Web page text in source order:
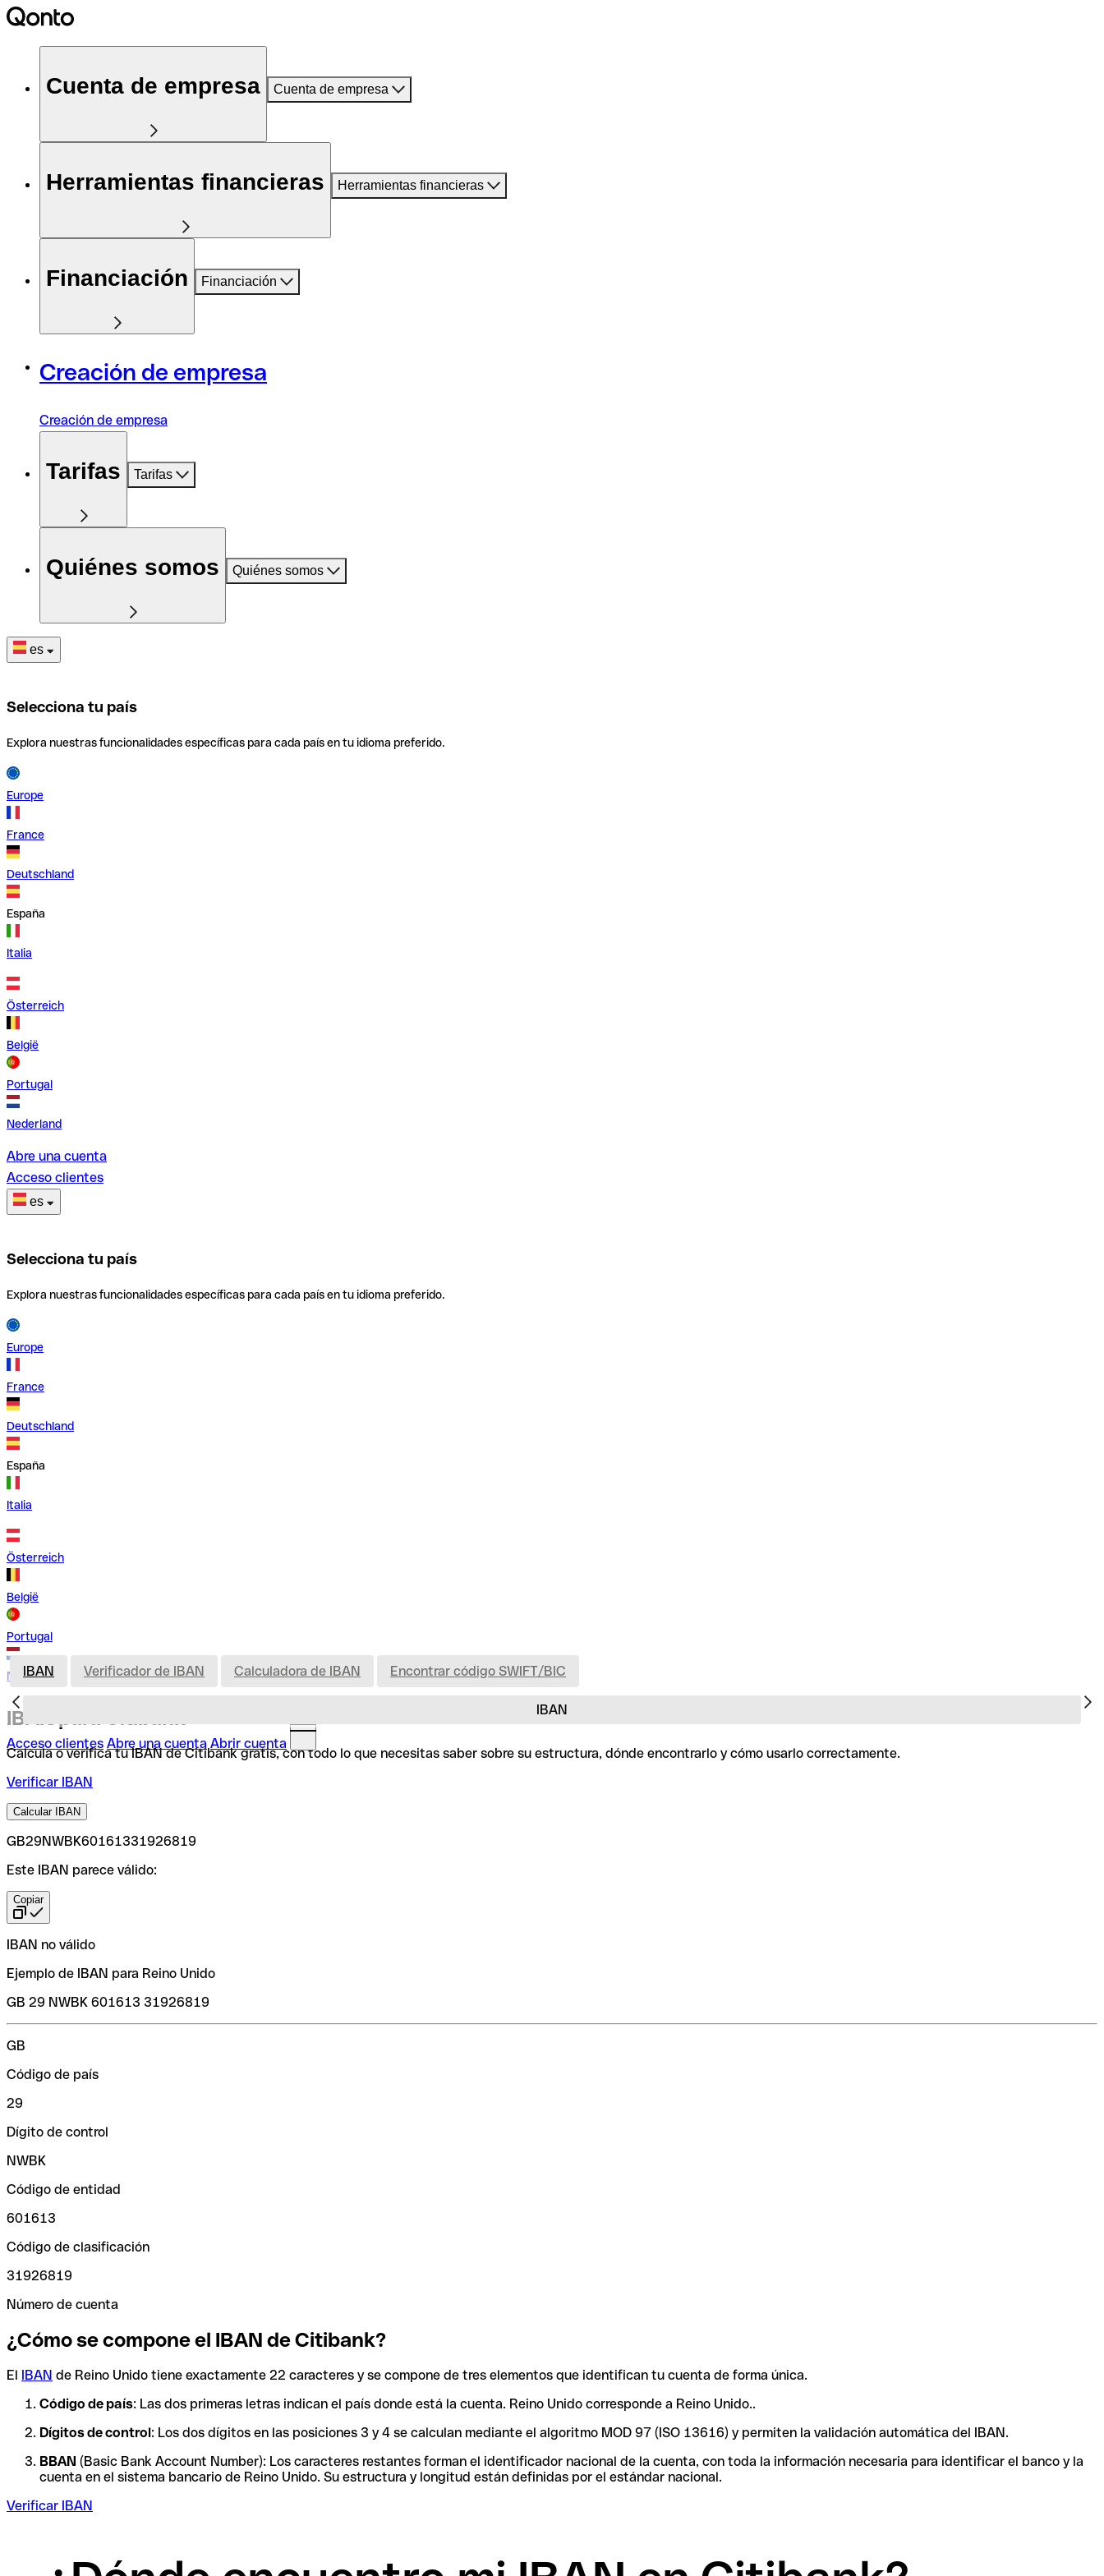
Cuenta de empresa Cuenta de empresa
Herramientas financieras Herramientas financieras
Financiación Financiación
Creación de empresa
Creación de empresa
Tarifas Tarifas
Quiénes somos Quiénes somos
es
Selecciona tu país
Explora nuestras funcionalidades específicas para cada país en tu idioma preferido.
Europe
France
Deutschland
España
Italia
Österreich
België
Portugal
Nederland
Abre una cuenta
Acceso clientes
es
Selecciona tu país
Explora nuestras funcionalidades específicas para cada país en tu idioma preferido.
Europe
France
Deutschland
España
Italia
Österreich
België
Portugal
Nederland
Acceso clientes Abre una cuenta Abrir cuenta
IBAN
IBAN Verificador de IBAN Calculadora de IBAN Encontrar código SWIFT/BIC
IBAN para Citibank
Calcula o verifica tu IBAN de Citibank gratis, con todo lo que necesitas saber sobre su estructura, dónde encontrarlo y cómo usarlo correctamente.
Verificar IBAN
Calcular IBAN
GB29NWBK60161331926819
Este IBAN parece válido:
Copiar
IBAN no válido
Ejemplo de IBAN para Reino Unido
GB 29 NWBK 601613 31926819
GB
Código de país
29
Dígito de control
NWBK
Código de entidad
601613
Código de clasificación
31926819
Número de cuenta
¿Cómo se compone el IBAN de Citibank?
El IBAN de Reino Unido tiene exactamente 22 caracteres y se compone de tres elementos que identifican tu cuenta de forma única.
Código de país: Las dos primeras letras indican el país donde está la cuenta. Reino Unido corresponde a Reino Unido..
Dígitos de control: Los dos dígitos en las posiciones 3 y 4 se calculan mediante el algoritmo MOD 97 (ISO 13616) y permiten la validación automática del IBAN.
BBAN (Basic Bank Account Number): Los caracteres restantes forman el identificador nacional de la cuenta, con toda la información necesaria para identificar el banco y la
cuenta en el sistema bancario de Reino Unido. Su estructura y longitud están definidas por el estándar nacional.
Verificar IBAN